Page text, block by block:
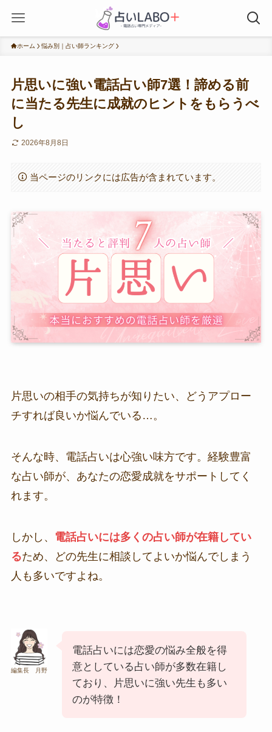
ホーム 悩み別｜占い師ランキング
片思いに強い電話占い師7選！諦める前
に当たる先生に成就のヒントをもらうべ
し
2026年8月8日
当ページのリンクには広告が含まれています。
片思いの相手の気持ちが知りたい、どうアプロー
チすれば良いか悩んでいる…。
そんな時、電話占いは心強い味方です。経験豊富
な占い師が、あなたの恋愛成就をサポートしてく
れます。
しかし、 電話占いには多くの占い師が在籍してい
るため、どの先生に相談してよいか悩んでしまう
人も多いですよね。
編集長 月野
電話占いには恋愛の悩み全般を得
意としている占い師が多数在籍し
ており、片思いに強い先生も多い
のが特徴！